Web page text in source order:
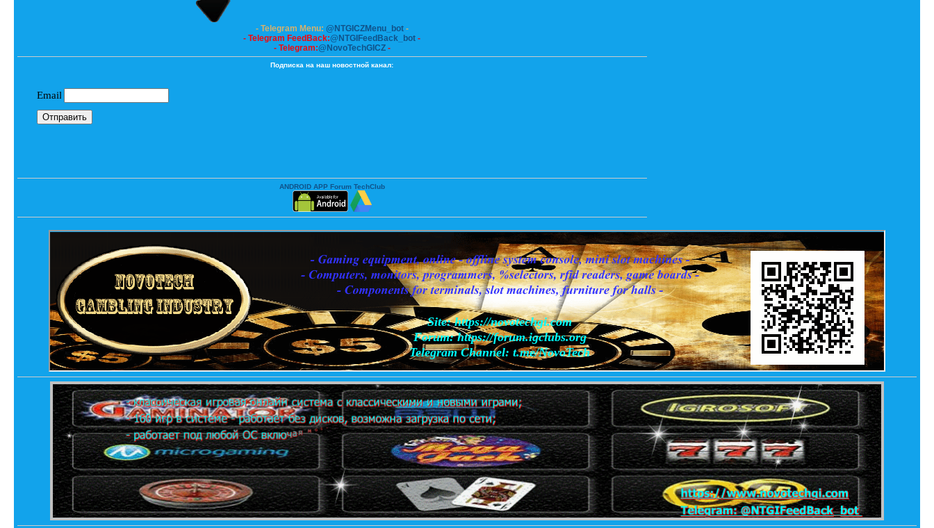
- Telegram Menu: @NTGICZMenu_bot-
- Telegram FeedBack:@NTGIFeedBack_bot -
- Telegram:@NovoTechGICZ-
Подписка на наш новостной канал:
ANDROID APP Forum TechClub